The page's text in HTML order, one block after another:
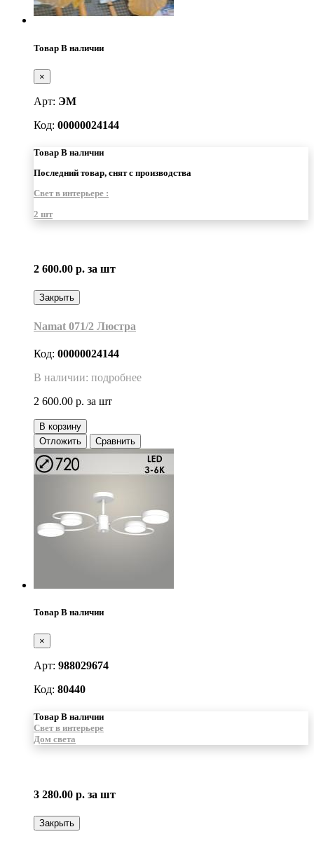
Товар В наличии
×
Арт: ЭМ
Код: 00000024144
Товар В наличии
Последний товар, снят с производства
Свет в интерьере :
2 шт
2 600.00 р. за шт
Закрыть
Namat 071/2 Люстра
Код: 00000024144
В наличии: подробнее
2 600.00 р. за шт
В корзину
Отложить
Сравнить
Товар В наличии
×
Арт: 988029674
Код: 80440
Товар В наличии
Свет в интерьере
Дом света
3 280.00 р. за шт
Закрыть